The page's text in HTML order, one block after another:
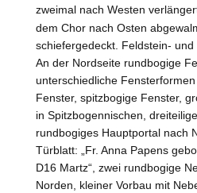
zweimal nach Westen
dem Chor nach Osten
schiefergedeckt. Feldstein-
An der Nordseite rundbogige
unterschiedliche
Fenster, spitzbogige Fenster,
in Spitzbogennischen,
rundbogiges Hauptportal nach
Türblatt: „Fr. Anna Papens
D16 Martz“, zwei rundbogige
Norden, kleiner Vorbau mit